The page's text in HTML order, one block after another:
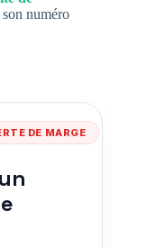
numéro
DE MARGE